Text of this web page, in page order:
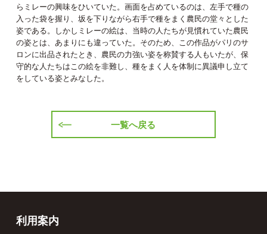
らミレーの興味をひいていた。画面を占めているのは、左手で種の
入った袋を握り、坂を下りながら右手で種をまく農民の堂々とした
姿である。しかしミレーの絵は、当時の人たちが見慣れていた農民
の姿とは、あまりにも違っていた。そのため、この作品がパリのサ
ロンに出品されたとき、農民の力強い姿を称賛する人もいたが、保
守的な人たちはこの絵を非難し、種をまく人を体制に異議申し立て
をしている姿とみなした。
一覧へ戻る
利用案内